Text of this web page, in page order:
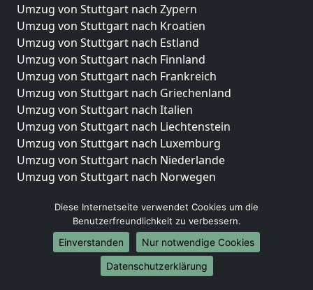
Umzug von Stuttgart nach Zypern
Umzug von Stuttgart nach Kroatien
Umzug von Stuttgart nach Estland
Umzug von Stuttgart nach Finnland
Umzug von Stuttgart nach Frankreich
Umzug von Stuttgart nach Griechenland
Umzug von Stuttgart nach Italien
Umzug von Stuttgart nach Liechtenstein
Umzug von Stuttgart nach Luxemburg
Umzug von Stuttgart nach Niederlande
Umzug von Stuttgart nach Norwegen
Umzüge-Deutschlandweit
Umzug von Stuttgart nach Berlin
Umzug von Stuttgart nach Hamburg
Umzug von Stuttgart nach München
Umzug von Stuttgart nach Köln
Diese Internetseite verwendet Cookies um die
Benutzerfreundlichkeit zu verbessern.
Einverstanden
Nur notwendige Cookies
Datenschutzerklärung